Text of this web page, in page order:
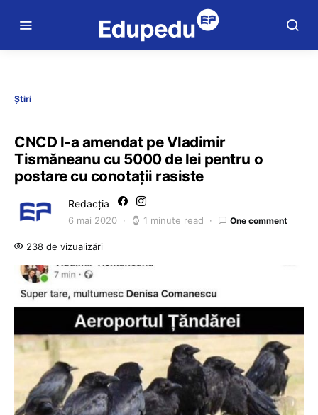
Știri
CNCD l-a amendat pe Vladimir
Tismăneanu cu 5000 de lei pentru o
postare cu conotații rasiste
Redacția
6 mai 2020 1 minute read One comment
238 de vizualizări